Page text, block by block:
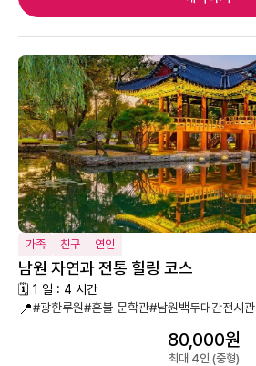
가족 친구 연인
남원 자연과 전통 힐링 코스
🗓 1 일 : 4 시간
📍#광한루원#혼불 문학관#남원백두대간전시관
80,000원
최대 4인 (중형)